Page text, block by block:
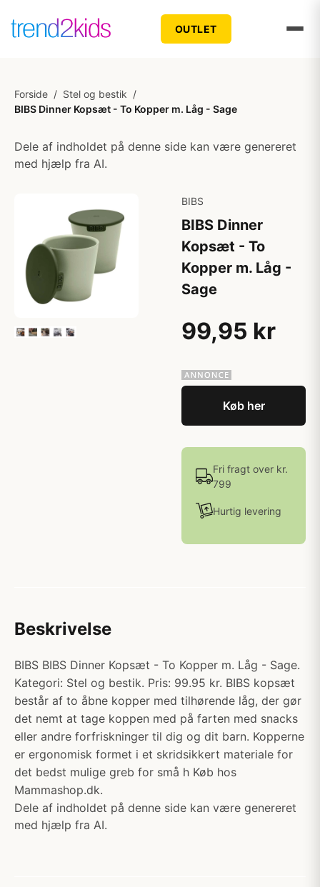
OUTLET
Forside / Stel og bestik /
BIBS Dinner Kopsæt - To Kopper m. Låg - Sage
Dele af indholdet på denne side kan være genereret
med hjælp fra AI.
BIBS
BIBS Dinner
Kopsæt - To
Kopper m. Låg -
Sage
99,95 kr
Køb her
Fri fragt over kr.
799
Hurtig levering
Beskrivelse
BIBS BIBS Dinner Kopsæt - To Kopper m. Låg - Sage.
Kategori: Stel og bestik. Pris: 99.95 kr. BIBS kopsæt
består af to åbne kopper med tilhørende låg, der gør
det nemt at tage koppen med på farten med snacks
eller andre forfriskninger til dig og dit barn. Kopperne
er ergonomisk formet i et skridsikkert materiale for
det bedst mulige greb for små h Køb hos
Mammashop.dk.
Dele af indholdet på denne side kan være genereret
med hjælp fra AI.